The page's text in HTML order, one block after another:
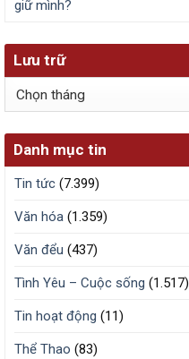
giữ mình?
Lưu trữ
Lưu
Danh mục tin
Tin tức (7.399)
Văn hóa (1.359)
Văn đểu (437)
Tình Yêu – Cuộc sống (1.517)
Tin hoạt động (11)
Thể Thao (83)